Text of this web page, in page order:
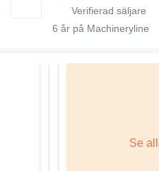
6 år på Machineryline